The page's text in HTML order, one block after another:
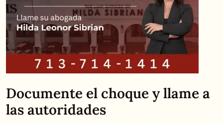
Documente el choque y llame a
las autoridades